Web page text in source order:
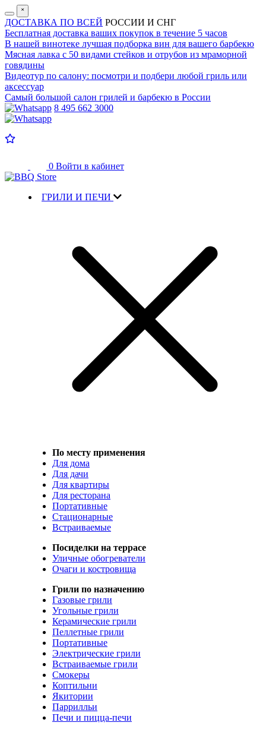
˟
ДОСТАВКА ПО ВСЕЙ РОССИИ И СНГ
Бесплатная доставка ваших покупок в течение 5 часов
В нашей винотеке лучшая подборка вин для вашего барбекю
Мясная лавка с 50 видами стейков и отрубов из мраморной
говядины
Видеотур по салону: посмотри и подбери любой гриль или
аксессуар
Самый большой салон грилей и барбекю в России
8 495 662 3000
0 Войти в кабинет
ГРИЛИ И ПЕЧИ
По месту применения
Для дома
Для дачи
Для квартиры
Для ресторана
Портативные
Стационарные
Встраиваемые
Посиделки на террасе
Уличные обогреватели
Очаги и костровища
Грили по назначению
Газовые грили
Угольные грили
Керамические грили
Пеллетные грили
Портативные
Электрические грили
Встраиваемые грили
Смокеры
Коптильни
Якитории
Паррилльи
Печи и пицца-печи